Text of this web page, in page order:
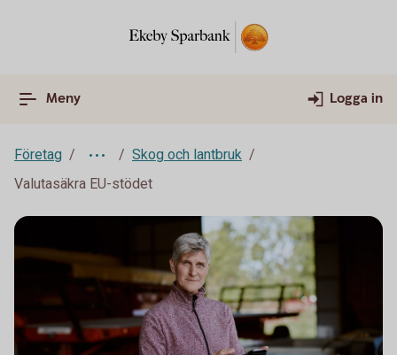
Meny Logga in
Företag
Skog och lantbruk
Valutasäkra EU-stödet